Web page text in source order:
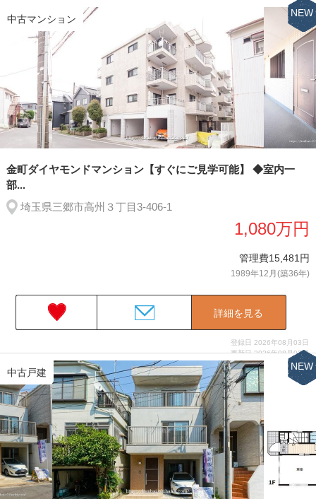
中古マンション
NEW
金町ダイヤモンドマンション【すぐにご見学可能】 ◆室内一
部...
埼玉県三郷市高州３丁目3-406-1
1,080万円
管理費15,481円
1989年12月(築36年)
詳細を見る
登録日 2026年08月03日
更新日 2026年08月03日
中古戸建
NEW